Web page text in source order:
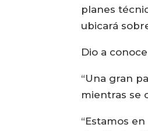
planes
ubicará
Dio a
“Una gran
mientras se
“Estamos